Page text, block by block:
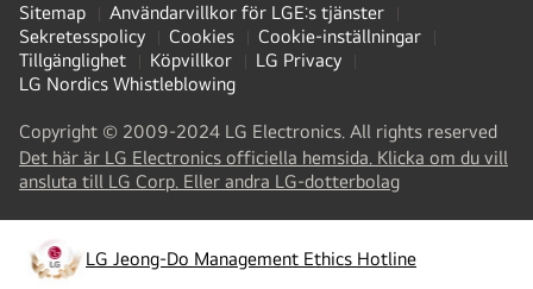
Sitemap
Användarvillkor för LGE:s tjänster
Sekretesspolicy
Cookies
Cookie-inställningar
Tillgänglighet
Köpvillkor
LG Privacy
LG Nordics Whistleblowing
Copyright © 2009-2024 LG Electronics. All rights reserved
Det här är LG Electronics officiella hemsida. Klicka om du vill
ansluta till LG Corp. Eller andra LG-dotterbolag(
a
new
tab
LG Jeong-Do Management Ethics Hotline
opens